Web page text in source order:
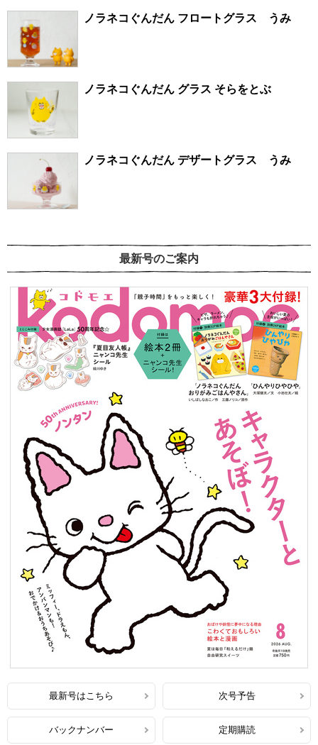
ノラネコぐんだん フロートグラス うみ
ノラネコぐんだん グラス そらをとぶ
ノラネコぐんだん デザートグラス うみ
最新号のご案内
最新号はこちら 次号予告
バックナンバー 定期購読